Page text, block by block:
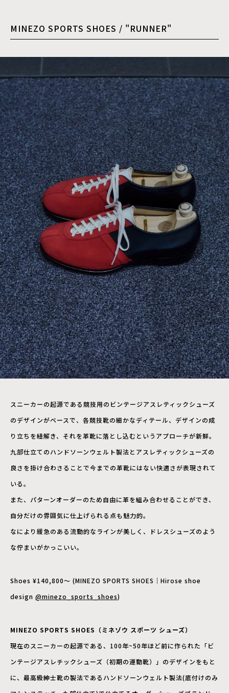
MINEZO SPORTS SHOES / "RUNNER"
スニーカーの起源である競技用のビンテージアスレティックシューズ
のデザインがベースで、各競技靴の細かなディテール、デザインの成
り立ちを紐解き、それを革靴に落とし込むというアプローチが新鮮。
九部仕立てのハンドソーンウェルト製法とアスレティックシューズの
良さを掛け合わさることで今までの革靴にはない快適さが表現されて
いる。
また、パターンオーダーのため自由に革を組み合わせることができ、
自分だけの雰囲気に仕上げられる点も魅力的。
なにより緩急のある流動的なラインが美しく、ドレスシューズのよう
な佇まいがかっこいい。
Shoes ¥140,800～ (MINEZO SPORTS SHOES｜Hirose shoe
design @minezo_sports_shoes)
MINEZO SPORTS SHOES（ミネゾウ スポーツ シューズ）
現在のスニーカーの起源である、100年~50年ほど前に作られた「ビ
ンテージアスレチックシューズ（初期の運動靴）」のデザインをもと
に、最高級紳士靴の製法であるハンドソーンウェルト製法(底付けのみ